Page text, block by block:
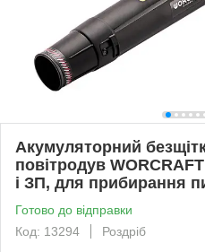
Акумуляторний
повітродув
і ЗП, для прибирання
Готово до відправки
Код: 13294
Роздріб